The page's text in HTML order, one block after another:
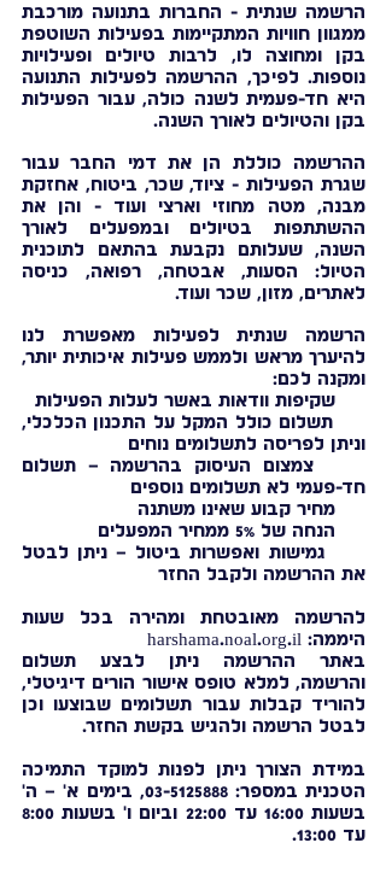
הרשמה שנתית - החברות בתנועה מורכבת
ממגוון חוויות המתקיימות בפעילות השוטפת
בקן ומחוצה לו, לרבות טיולים ופעילויות
נוספות. לפיכך, ההרשמה לפעילות התנועה
היא חד-פעמית לשנה כולה, עבור הפעילות
בקן והטיולים לאורך השנה.
ההרשמה כוללת הן את דמי החבר עבור
שגרת הפעילות - ציוד, שכר, ביטוח, אחזקת
מבנה, מטה מחוזי וארצי ועוד - והן את
ההשתתפות בטיולים ובמפעלים לאורך
השנה, שעלותם נקבעת בהתאם לתוכנית
הטיול: הסעות, אבטחה, רפואה, כניסה
לאתרים, מזון, שכר ועוד.
הרשמה שנתית לפעילות מאפשרת לנו
להיערך מראש ולממש פעילות איכותית יותר,
ומקנה לכם:
שקיפות וודאות באשר לעלות הפעילות
תשלום כולל המקל על התכנון הכלכלי,
וניתן לפריסה לתשלומים נוחים
צמצום העיסוק בהרשמה – תשלום
חד-פעמי לא תשלומים נוספים
מחיר קבוע שאינו משתנה
הנחה של 5% ממחיר המפעלים
גמישות ואפשרות ביטול – ניתן לבטל
את ההרשמה ולקבל החזר
להרשמה מאובטחת ומהירה בכל שעות
היממה: harshama.noal.org.il
באתר ההרשמה ניתן לבצע תשלום
והרשמה, למלא טופס אישור הורים דיגיטלי,
להוריד קבלות עבור תשלומים שבוצעו וכן
לבטל הרשמה ולהגיש בקשת החזר.
במידת הצורך ניתן לפנות למוקד התמיכה
הטכנית במספר:03-5125888, בימים א' – ה'
בשעות 16:00 עד 22:00 וביום ו' בשעות 8:00
עד 13:00.